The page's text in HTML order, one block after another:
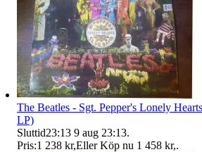
The Beatles - Sgt. Pepper's Lonely
LP)
Sluttid23:13 9 aug 23:13.
Pris:1 238 kr,Eller Köp nu 1 458 kr,.